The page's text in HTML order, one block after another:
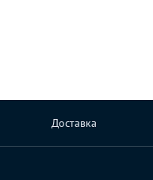
Доставка